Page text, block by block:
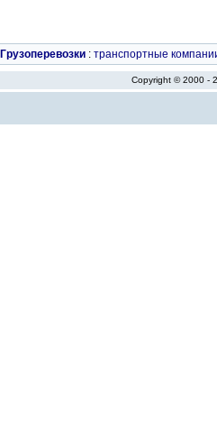
Грузоперевозки : транспортные
Copyright © 2000 -